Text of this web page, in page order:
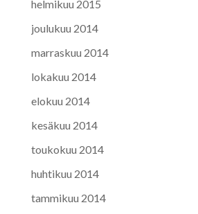
helmikuu 2015
joulukuu 2014
marraskuu 2014
lokakuu 2014
elokuu 2014
kesäkuu 2014
toukokuu 2014
huhtikuu 2014
tammikuu 2014